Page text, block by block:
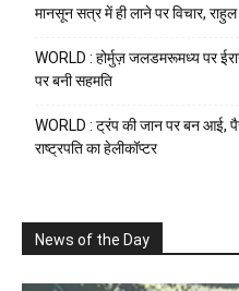
मानसून सत्र में ही लाने पर विचार,
WORLD : होर्मुज़ जलडमरूमध्य पर
पर बनी सहमति
WORLD : ट्रंप की जान पर बन आई,
राष्ट्रपति का हेलीकॉप्टर
News of the Day